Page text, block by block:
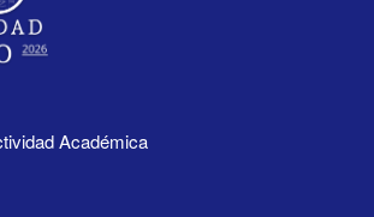
Académica